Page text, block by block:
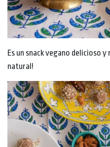
Es un snack vegano delicioso
natural!